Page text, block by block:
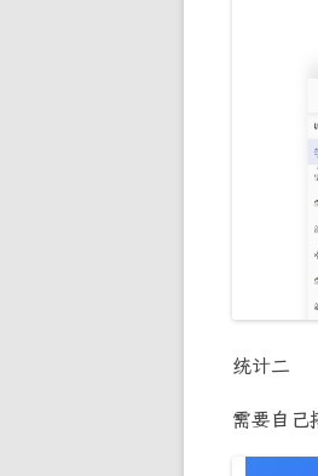
统计二
需要自己